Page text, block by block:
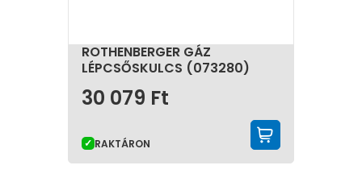
ROTHENBERGER GÁZ
LÉPCSŐSKULCS (073280)
30 079 Ft
RAKTÁRON